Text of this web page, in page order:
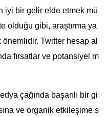
iyi bir gelir elde etmek mü
olduğu gibi, araştırma ya
Twitter hesap al
fırsatlar ve potansiyel m
çağında başarılı bir gi
ve organik etkileşime s